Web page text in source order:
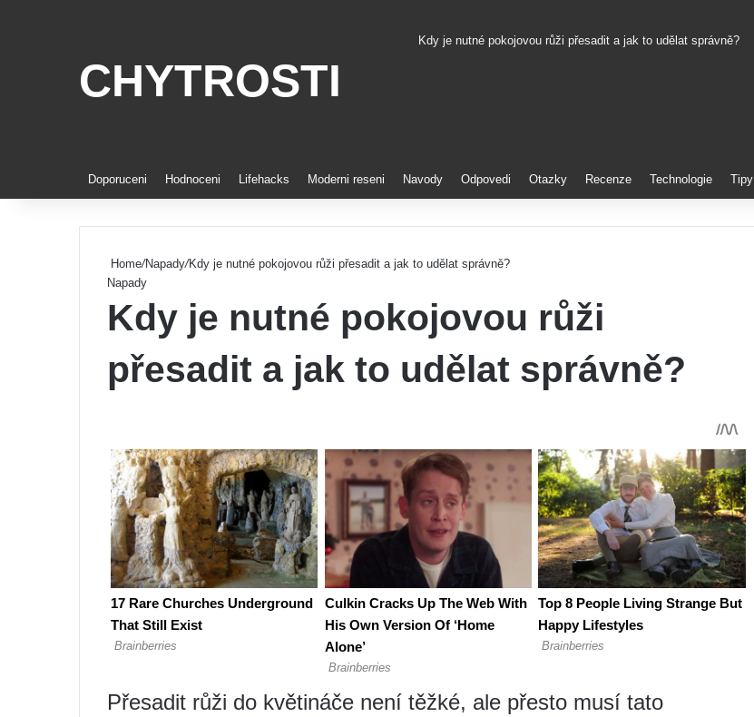
CHYTROSTI
Kdy je nutné pokojovou růži přesadit a jak to udělat správně?
Doporuceni Hodnoceni Lifehacks Moderni reseni Navody Odpovedi Otazky Recenze Technologie Tipy
Home/Napady/Kdy je nutné pokojovou růži přesadit a jak to udělat správně?
Napady
Kdy je nutné pokojovou růži
přesadit a jak to udělat správně?
Přesadit růži do květináče není těžké, ale přesto musí tato